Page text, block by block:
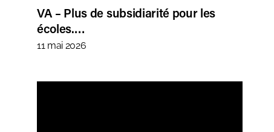
VA – Plus de subsidiarité pour les
écoles.…
11 mai 2026